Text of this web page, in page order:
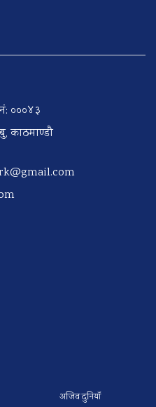
नं: ०००४३
काठमाण्डौ
अजिव दुनियाँ